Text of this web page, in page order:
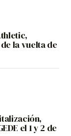
la vuelta de
el 1 y 2 de